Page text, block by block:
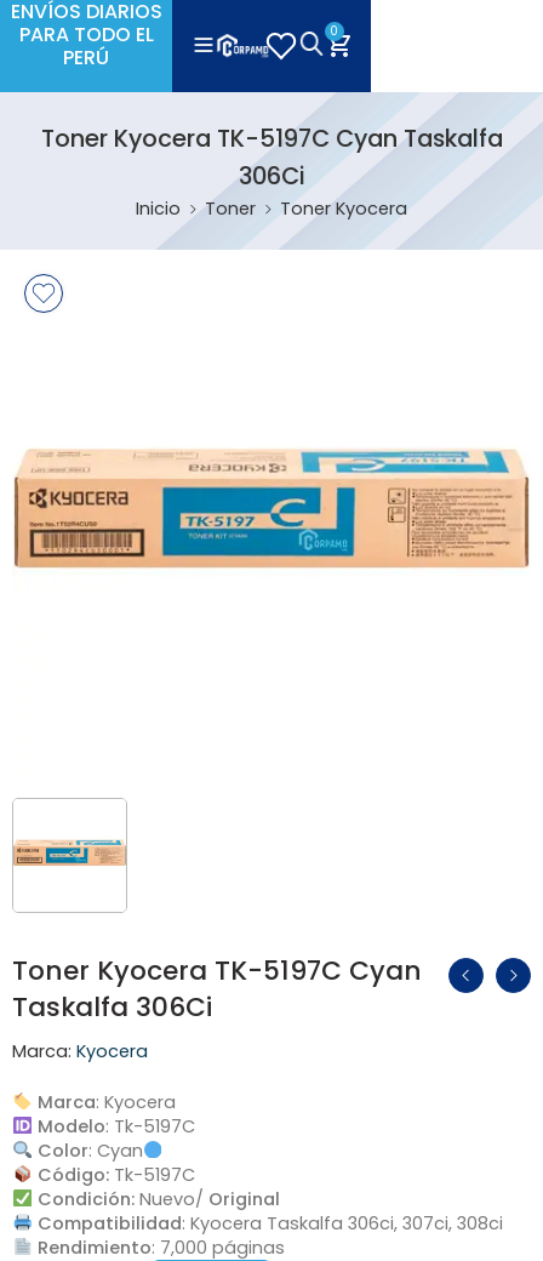
ENVÍOS DIARIOS
PARA TODO EL
PERÚ
0
Toner Kyocera TK-5197C Cyan Taskalfa
306Ci
Inicio Toner Toner Kyocera
Toner Kyocera TK-5197C Cyan
Taskalfa 306Ci
Marca: Kyocera
Marca: Kyocera
Modelo: Tk-5197C
Color: Cyan
Código:Tk-5197C
Condición: Nuevo/ Original
Compatibilidad: Kyocera Taskalfa 306ci, 307ci, 308ci
Rendimiento: 7,000 páginas